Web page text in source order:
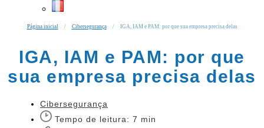
Página inicial / Cibersegurança / IGA, IAM e PAM: por que sua empresa precisa delas
IGA, IAM e PAM: por que
sua empresa precisa delas
Cibersegurança
Tempo de leitura: 7 min